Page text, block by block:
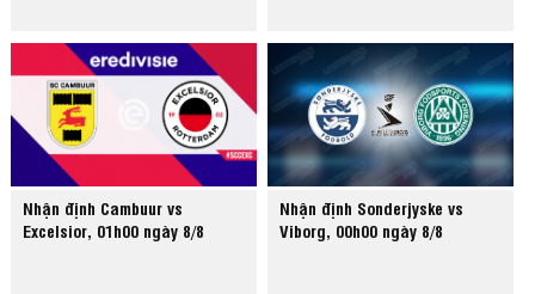
Nhận định Cambuur vs
Excelsior, 01h00 ngày 8/8
Nhận định Sonderjyske vs
Viborg, 00h00 ngày 8/8